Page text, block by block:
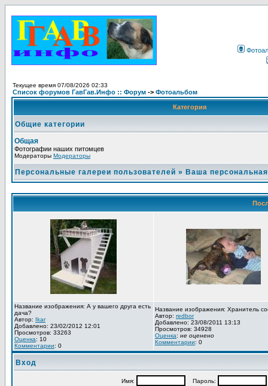
Текущее время 07/08/2026 02:33
Список форумов ГавГав.Инфо :: Форум -> Фотоальбом
Категория
Общие категории
Общая
Фотографии наших питомцев
Модераторы Модераторы
Персональные галереи пользователей » Ваша
Название изображения: А у вашего друга есть
дача?
Автор: Ikar
Добавлено: 23/02/2012 12:01
Просмотров: 33263
Оценка: 10
Комментарии: 0
Название изображения: Хранитель
Автор: redbor
Добавлено: 23/08/2011 13:13
Просмотров: 34928
Оценка: не оценено
Комментарии: 0
Вход
Имя: Пароль: